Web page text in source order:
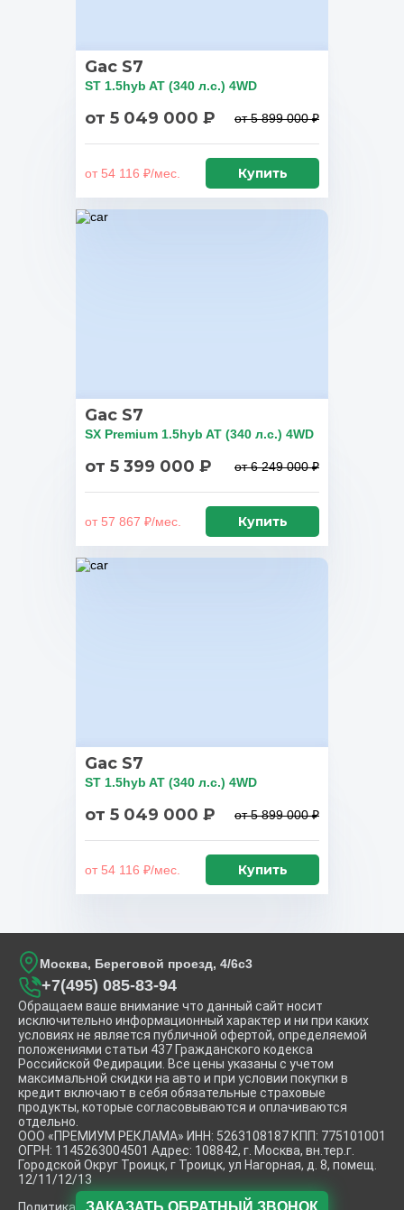
Gac S7
ST 1.5hyb AT (340 л.с.) 4WD
от 5 049 000 ₽ от 5 899 000 ₽
от 54 116 ₽/мес. Купить
Gac S7
SX Premium 1.5hyb AT (340 л.с.) 4WD
от 5 399 000 ₽ от 6 249 000 ₽
от 57 867 ₽/мес. Купить
Gac S7
ST 1.5hyb AT (340 л.с.) 4WD
от 5 049 000 ₽ от 5 899 000 ₽
от 54 116 ₽/мес. Купить
Москва, Береговой проезд, 4/6с3
+7(495) 085-83-94
Обращаем ваше внимание что данный сайт носит
исключительно информационный характер и ни при каких
условиях не является публичной офертой, определяемой
положениями статьи 437 Гражданского кодекса
Российской Федирации. Все цены указаны с учетом
максимальной скидки на авто и при условии покупки в
кредит включают в себя обязательные страховые
продукты, которые согласовываются и оплачиваются
отдельно.
ООО «ПРЕМИУМ РЕКЛАМА» ИНН: 5263108187 КПП: 775101001
ОГРН: 1145263004501 Адрес: 108842, г. Москва, вн.тер.г.
Городской Округ Троицк, г Троицк, ул Нагорная, д. 8, помещ.
12/11/12/13
ЗАКАЗАТЬ ОБРАТНЫЙ ЗВОНОК